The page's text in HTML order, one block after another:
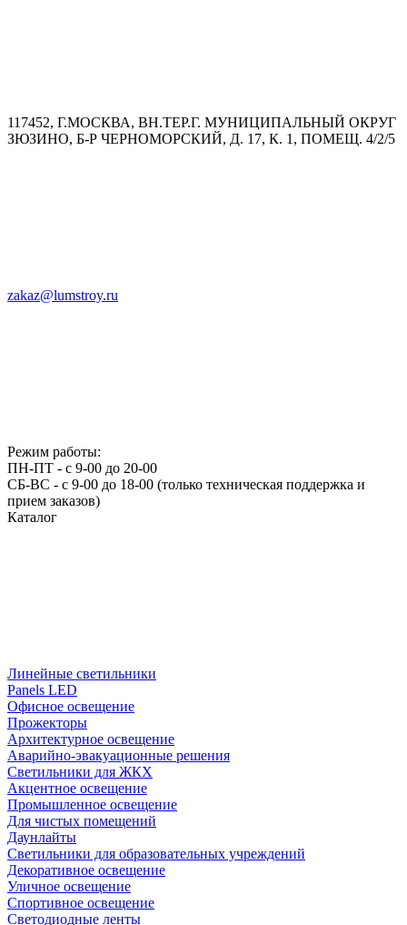
117452, Г.МОСКВА, ВН.ТЕР.Г. МУНИЦИПАЛЬНЫЙ ОКРУГ
ЗЮЗИНО, Б-Р ЧЕРНОМОРСКИЙ, Д. 17, К. 1, ПОМЕЩ. 4/2/5
zakaz@lumstroy.ru
Режим работы:
ПН-ПТ - с 9-00 до 20-00
СБ-ВС - с 9-00 до 18-00 (только техническая поддержка и
прием заказов)
Каталог
Линейные светильники
Panels LED
Офисное освещение
Прожекторы
Архитектурное освещение
Аварийно-эвакуационные решения
Светильники для ЖКХ
Акцентное освещение
Промышленное освещение
Для чистых помещений
Даунлайты
Светильники для образовательных учреждений
Декоративное освещение
Уличное освещение
Спортивное освещение
Светодиодные ленты